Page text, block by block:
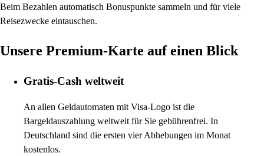
Beim Bezahlen automatisch Bonuspunkte sammeln und für viele
Reisezwecke eintauschen.
Unsere Premium-Karte auf einen Blick
Gratis-Cash weltweit
An allen Geldautomaten mit Visa-Logo ist die
Bargeldauszahlung weltweit für Sie gebührenfrei. In
Deutschland sind die ersten vier Abhebungen im Monat
kostenlos.